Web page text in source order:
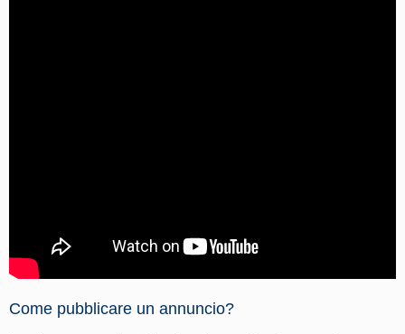
Come pubblicare un annuncio?